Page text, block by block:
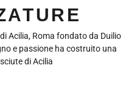
Acilia, Roma fondato da Duilio
e passione ha costruito una
di Acilia